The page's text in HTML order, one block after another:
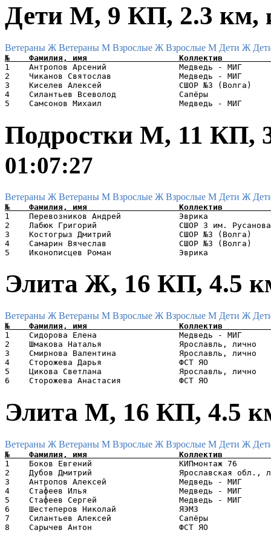
Дети М, 9 КП, 2.3 км,
Ветераны Ж Ветераны М Взрослые Ж Взрослые М Дети Ж
1    Антропов Арсений               Медведь -
2    Чиканов Святослав              Медведь -
3    Киселев Алексей                СШОР
4    Силантьев Всеволод
Подростки М, 11 КП,
01:07:27
Ветераны Ж Ветераны М Взрослые Ж Взрослые М Дети Ж
1    Перевозников Андрей            Эврика
2    Лабюк Григорий                 СШОР 3 им.
3    Костогрыз Дмитрий              СШОР
4    Самарин Вячеслав               СШОР
Элита Ж, 16 КП, 4.5
Ветераны Ж Ветераны М Взрослые Ж Взрослые М Дети Ж
1    Сидорова Елена                 Медведь - МИГ
2    Шмакова Наталья                Ярославль,
3    Смирнова Валентина             Ярославль,
4    Сторожева Дарья                ФСТ ЯО
5    Цикова Светлана                Ярославль,
Элита М, 16 КП, 4.5
Ветераны Ж Ветераны М Взрослые Ж Взрослые М Дети Ж
1    Боков Евгений                  КИПмонтаж 76
2    Дубов Дмитрий                  Ярославская
3    Антропов Алексей               Медведь - МИГ
4    Стафеев Илья                   Медведь - МИГ
5    Стафеев Сергей                 Медведь - МИГ
6    Шестеперов Николай             ЯЭМЗ
7    Силантьев Алексей              Сапёры
8    Сарычев Антон                  ФСТ ЯО